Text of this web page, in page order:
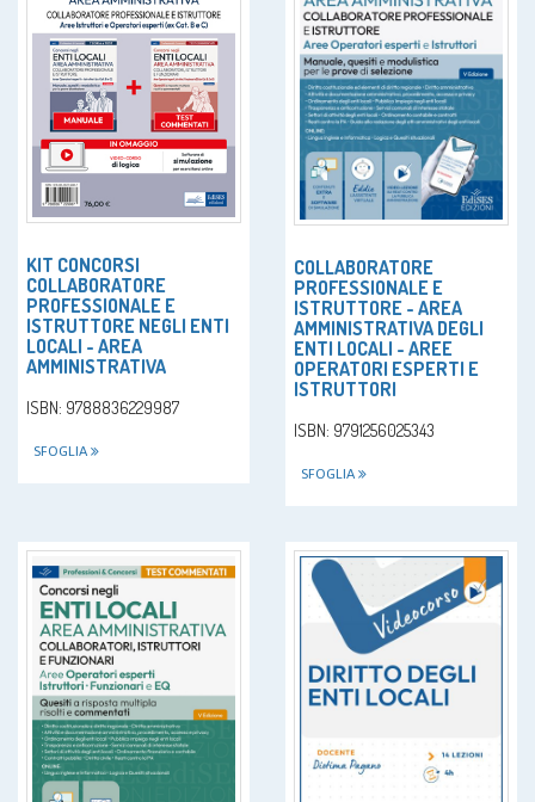
KIT CONCORSI
COLLABORATORE
PROFESSIONALE E
ISTRUTTORE NEGLI ENTI
LOCALI - AREA
AMMINISTRATIVA
ISBN: 9788836229987
SFOGLIA
COLLABORATORE
PROFESSIONALE E
ISTRUTTORE - AREA
AMMINISTRATIVA DEGLI
ENTI LOCALI - AREE
OPERATORI ESPERTI E
ISTRUTTORI
ISBN: 9791256025343
SFOGLIA